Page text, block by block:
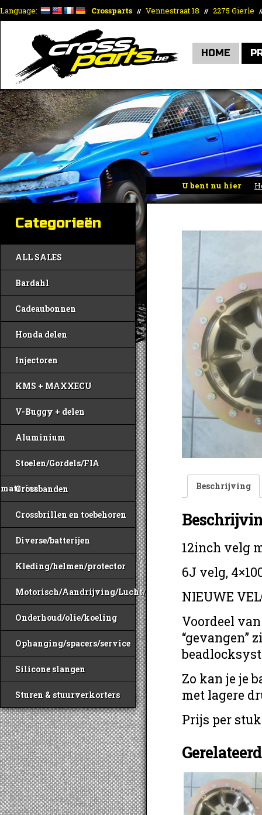
Language: Crossparts // Vennestraat 18 // 2275 Gierle
HOME
U bent nu hier
Categorieën
ALL SALES
Bardahl
Cadeaubonnen
Honda delen
Injectoren
KMS + MAXXECU
V-Buggy + delen
Aluminium
Stoelen/Gordels/FIA
materiaal
Crossbanden
Crossbrillen en toebehoren
Diverse/batterijen
Kleding/helmen/protector
Motorisch/Aandrijving/Lucht/Benzine
Onderhoud/olie/koeling
Ophanging/spacers/service
Silicone slangen
Sturen & stuurverkorters
Beschrijving
12inch velg
6J velg,
NIEUWE
Voordeel
“gevangen”
Zo kan je je
met lagere
Prijs per